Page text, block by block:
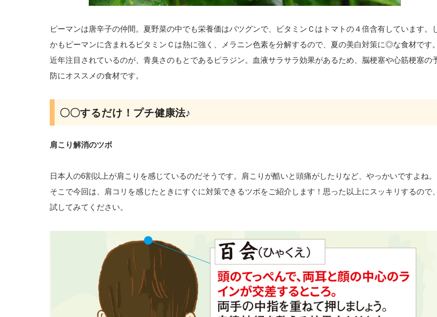
ピーマンは唐辛子の仲間。夏野菜の中でも栄養価はバツグンで、ビタミンＣはトマトの４倍含有しています。
かもピーマンに含まれるビタミンＣは熱に強く、メラニン色素を分解するので、夏の美白対策に◎な食材です
近年注目されているのが、青臭さのもとであるピラジン。血液サラサラ効果があるため、脳梗塞や心筋梗塞の
防にオススメの食材です。
〇〇するだけ！プチ健康法♪
肩こり解消のツボ
日本人の6割以上が肩こりを感じているのだそうです。肩こりが酷いと頭痛がしたりなど、やっかいですよね。
そこで今回は、肩コリを感じたときにすぐに対策できるツボをご紹介します！思った以上にスッキリするので
試してみてください。